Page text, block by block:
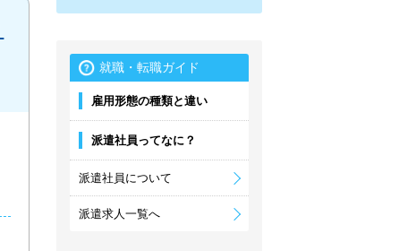
就職・転職ガイド
雇用形態の種類と違い
派遣社員ってなに？
派遣社員について
派遣求人一覧へ